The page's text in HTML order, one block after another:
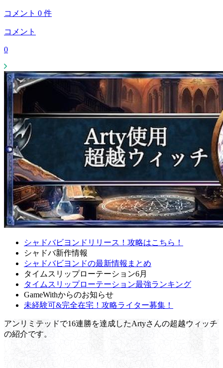
コメント 0 件
コメント
0
シャドバビヨンドリリース！攻略はこちら！
シャドバ新作情報
シャドバビヨンドの最新情報まとめ
タイムスリップローテーション6月
タイムスリップローテーション最強ランキング
GameWithからのお知らせ
未経験可&完全在宅！攻略ライター募集！
アンリミテッドで16連勝を達成したArtyさんの超越ウィッチ
の紹介です。